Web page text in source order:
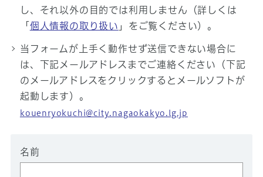
し、それ以外の目的では利用しません（詳しくは
「 個人情報の取り扱い 」をご覧ください）。
当フォームが上手く動作せず送信できない場合に
は、下記メールアドレスまでご連絡ください（下記
のメールアドレスをクリックするとメールソフトが
起動します）。
kouenryokuchi@city.nagaokakyo.lg.jp
名前